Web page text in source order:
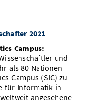
2021
Campus:
und
als 80 Nationen
Campus (SIC) zu
für Informatik in
angesehene